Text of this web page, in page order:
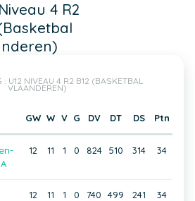
4 R2
U12 NIVEAU 4 R2 B12 (BASKETBAL
VLAANDEREN)
GW W V G DV DT DS Ptn
12 11 1 0 824 510 314 34
12 11 1 0 740 499 241 34